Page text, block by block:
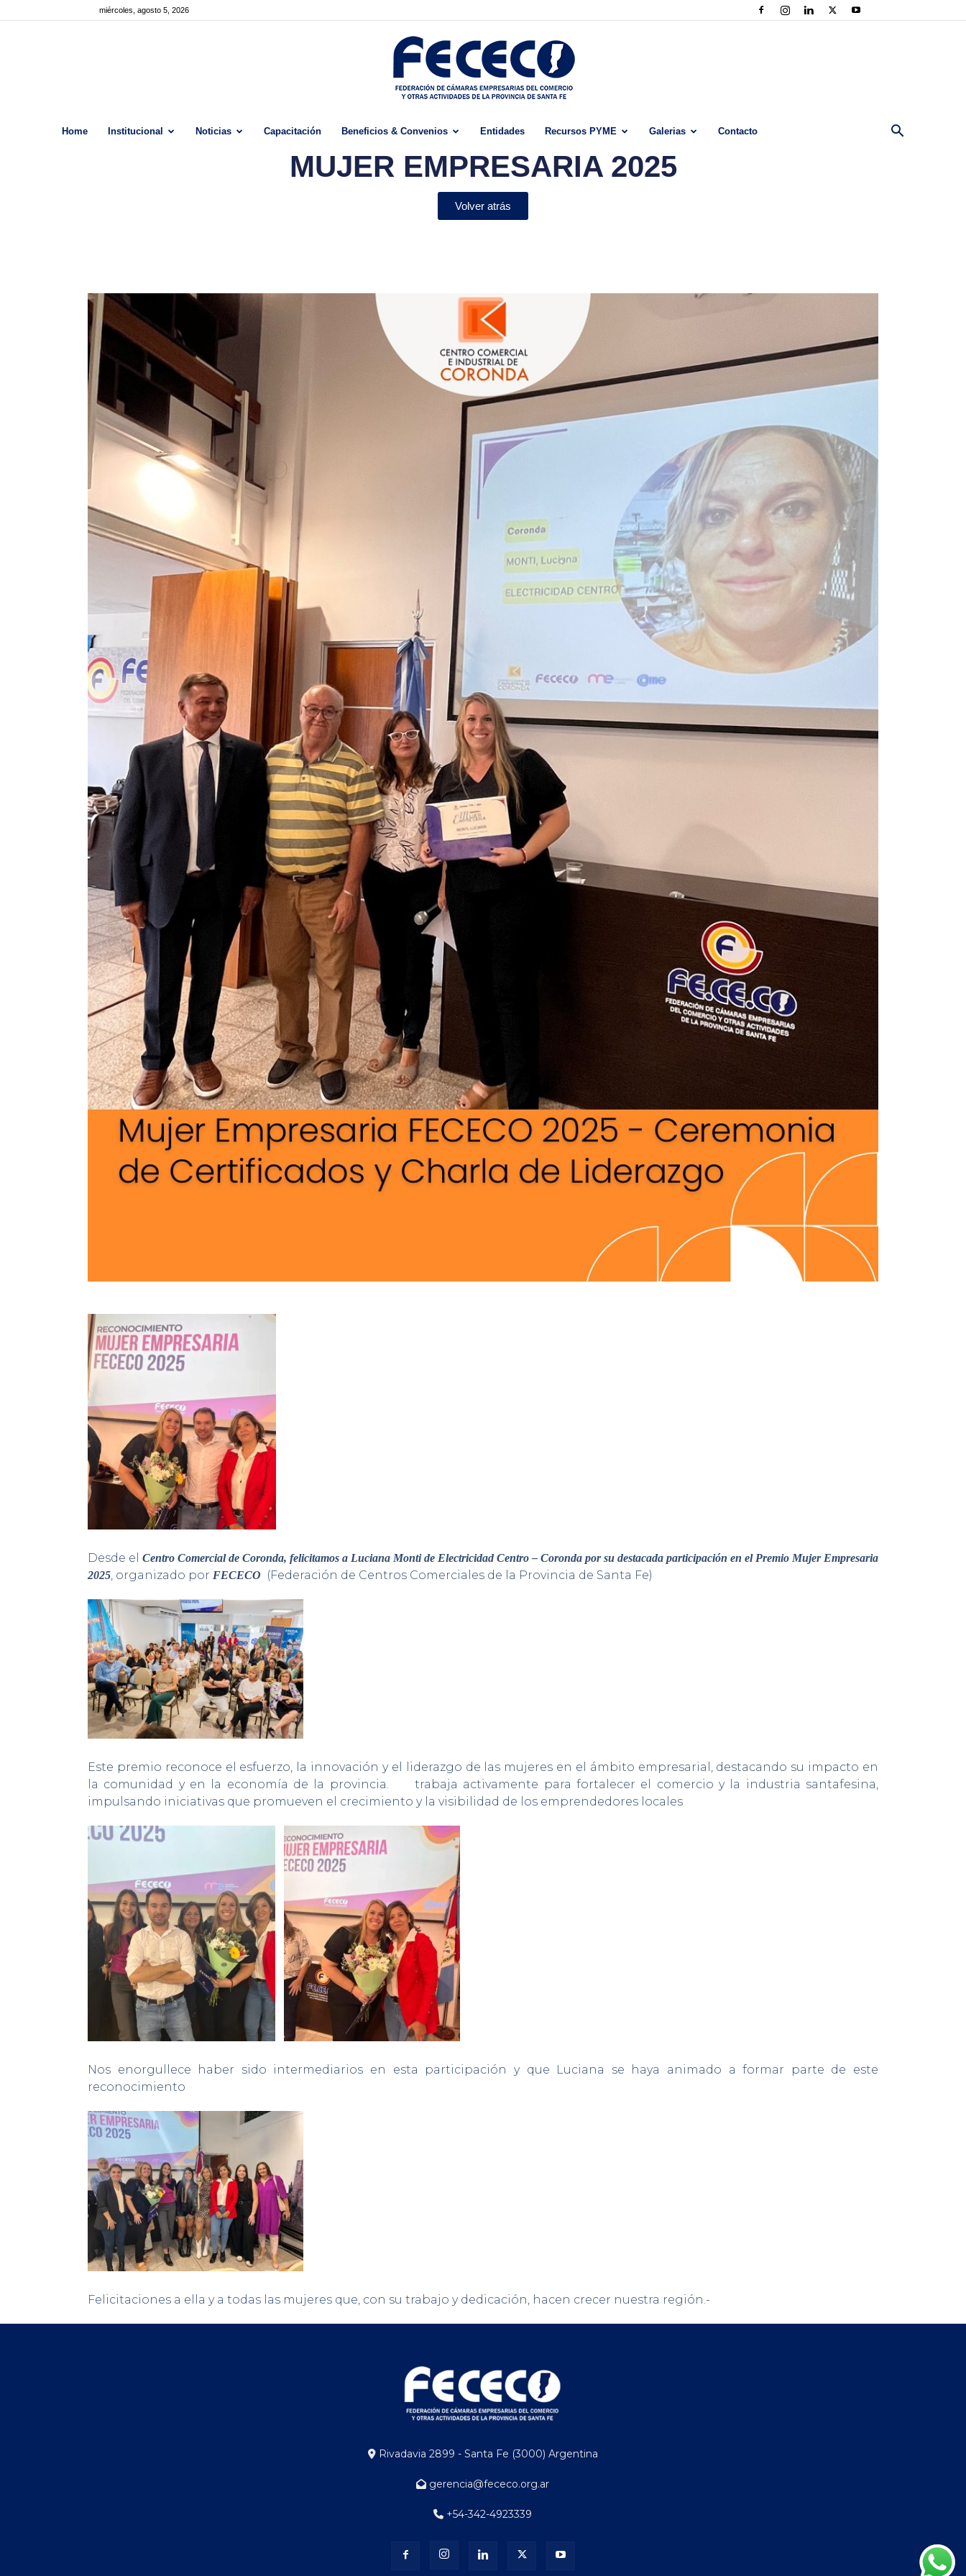
miércoles, agosto 5, 2026
Home Institucional Noticias Capacitación Beneficios & Convenios Entidades Recursos PYME Galerias Contacto
MUJER EMPRESARIA 2025
Volver atrás
Desde el Centro Comercial de Coronda, felicitamos a Luciana Monti de Electricidad Centro – Coronda por su destacada participación en el Premio Mujer Empresaria
2025, organizado por FECECO (Federación de Centros Comerciales de la Provincia de Santa Fe)
Este premio reconoce el esfuerzo, la innovación y el liderazgo de las mujeres en el ámbito empresarial, destacando su impacto en
la comunidad y en la economía de la provincia. trabaja activamente para fortalecer el comercio y la industria santafesina,
impulsando iniciativas que promueven el crecimiento y la visibilidad de los emprendedores locales
Nos enorgullece haber sido intermediarios en esta participación y que Luciana se haya animado a formar parte de este
reconocimiento
Felicitaciones a ella y a todas las mujeres que, con su trabajo y dedicación, hacen crecer nuestra región.-
Rivadavia 2899 - Santa Fe (3000) Argentina
gerencia@fececo.org.ar
+54-342-4923339